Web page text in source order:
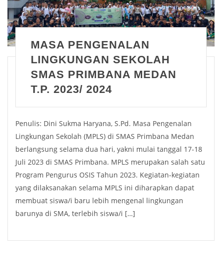
MASA PENGENALAN
LINGKUNGAN SEKOLAH
SMAS PRIMBANA MEDAN
T.P. 2023/ 2024
Penulis: Dini Sukma Haryana, S.Pd. Masa Pengenalan
Lingkungan Sekolah (MPLS) di SMAS Primbana Medan
berlangsung selama dua hari, yakni mulai tanggal 17-18
Juli 2023 di SMAS Primbana. MPLS merupakan salah satu
Program Pengurus OSIS Tahun 2023. Kegiatan-kegiatan
yang dilaksanakan selama MPLS ini diharapkan dapat
membuat siswa/i baru lebih mengenal lingkungan
barunya di SMA, terlebih siswa/i […]